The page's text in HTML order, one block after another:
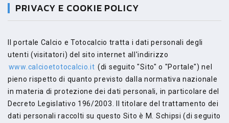
PRIVACY E COOKIE POLICY
Il portale Calcio e Totocalcio tratta i dati personali degli
utenti (visitatori) del sito internet all'indirizzo
www.calcioetotocalcio.it (di seguito "Sito" o "Portale") nel
pieno rispetto di quanto previsto dalla normativa nazionale
in materia di protezione dei dati personali, in particolare del
Decreto Legislativo 196/2003. Il titolare del trattamento dei
dati personali raccolti su questo Sito è M. Schipsi (di seguito